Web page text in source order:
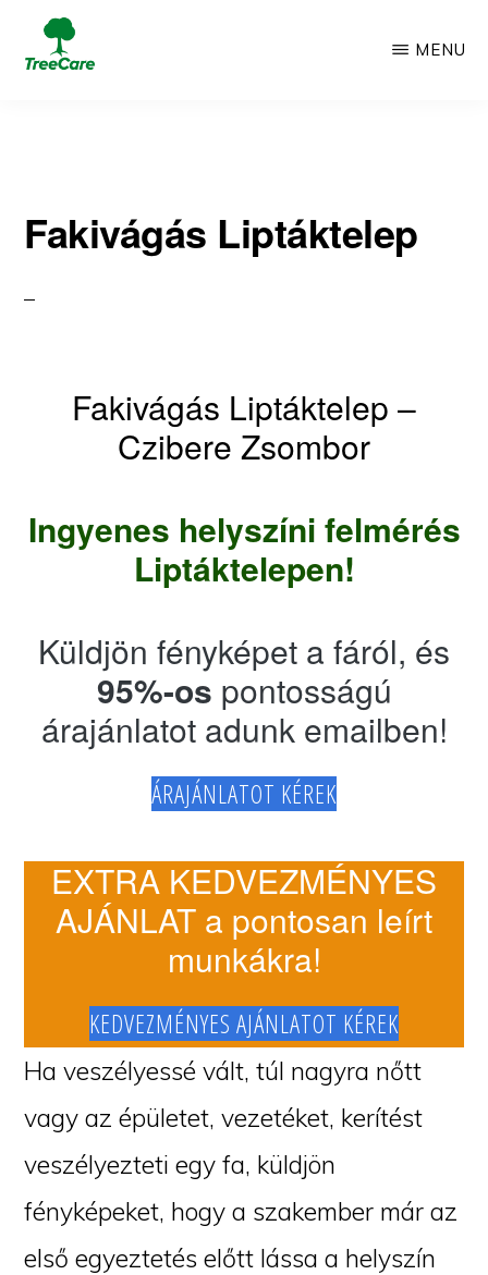
Skip
WordPress
oldal
MENU
Fakivágás Liptáktelep
Fakivágás Liptáktelep –
Czibere Zsombor
Ingyenes helyszíni felmérés
Liptáktelepen!
Küldjön fényképet a fáról, és
95%-os pontosságú
árajánlatot adunk emailben!
ÁRAJÁNLATOT KÉREK
EXTRA KEDVEZMÉNYES
AJÁNLAT a pontosan leírt
munkákra!
KEDVEZMÉNYES AJÁNLATOT KÉREK
Ha veszélyessé vált, túl nagyra nőtt
vagy az épületet, vezetéket, kerítést
veszélyezteti egy fa, küldjön
fényképeket, hogy a szakember már az
első egyeztetés előtt lássa a helyszín